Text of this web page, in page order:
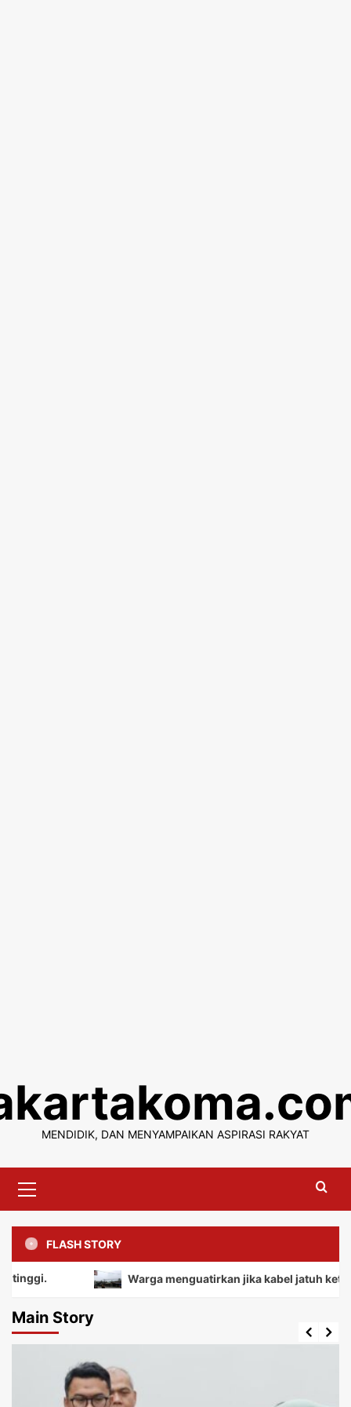
content
MENDIDIK, DAN MENYAMPAIKAN ASPIRASI RAKYAT
Menu
FLASH STORY
Warga menguatirkan jika kabel jatuh ketanah,
Main Story